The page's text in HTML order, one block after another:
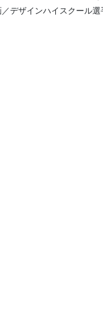
デザインハイスクール選